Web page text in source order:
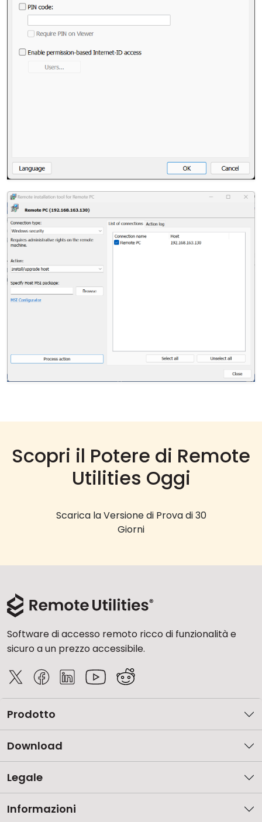
Scopri il Potere di Remote
Utilities Oggi
Scarica la Versione di Prova di 30
Giorni
Software di accesso remoto ricco di funzionalità e
sicuro a un prezzo accessibile.
Prodotto
Download
Legale
Informazioni